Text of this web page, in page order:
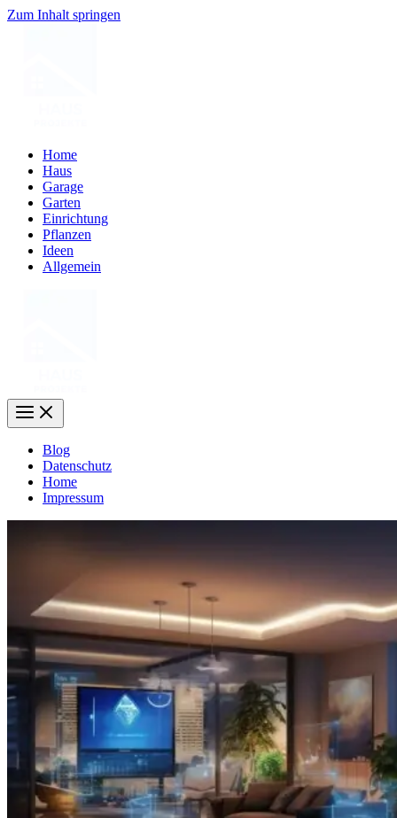
Zum Inhalt springen
Home
Haus
Garage
Garten
Einrichtung
Pflanzen
Ideen
Allgemein
Blog
Datenschutz
Home
Impressum